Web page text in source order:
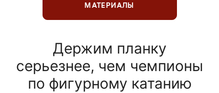
МАТЕРИАЛЫ
Держим планку
серьезнее, чем чемпионы
по фигурному катанию